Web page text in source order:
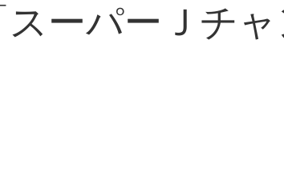
ーパーＪチャ